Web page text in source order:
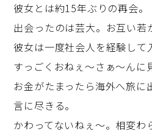
彼女とは約15年ぶりの再会。
出会ったのは芸大。お互い若
彼女は一度社会人を経験して
すっごくおねぇ～さぁ～んに
お金がたまったら海外へ旅
言に尽きる。
かわってないねぇ～。相変わ